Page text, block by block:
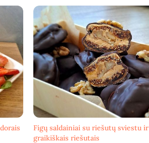
Figų saldainiai su riešutų sviestu ir
graikiškais riešutais